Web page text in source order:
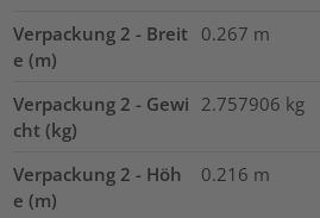
Verpackung 2 - Breit
e (m)
0.267 m
Verpackung 2 - Gewi
cht (kg)
2.757906 kg
Verpackung 2 - Höh
e (m)
0.216 m